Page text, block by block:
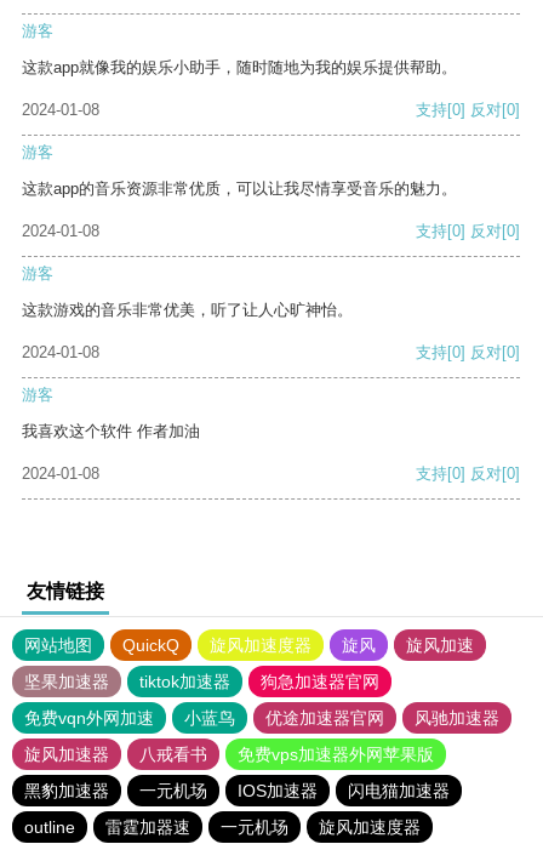
游客
这款app就像我的娱乐小助手，随时随地为我的娱乐提供帮助。
2024-01-08 支持[0] 反对[0]
游客
这款app的音乐资源非常优质，可以让我尽情享受音乐的魅力。
2024-01-08 支持[0] 反对[0]
游客
这款游戏的音乐非常优美，听了让人心旷神怡。
2024-01-08 支持[0] 反对[0]
游客
我喜欢这个软件 作者加油
2024-01-08 支持[0] 反对[0]
友情链接
网站地图 QuickQ 旋风加速度器 旋风
旋风加速
坚果加速器
tiktok加速器
狗急加速器官网
免费vqn外网加速
小蓝鸟 优途加速器官网
风驰加速器
旋风加速器
八戒看书
免费vps加速器外网苹果版
黑豹加速器
一元机场 IOS加速器
闪电猫加速器
outline
雷霆加器速 一元机场 旋风加速度器